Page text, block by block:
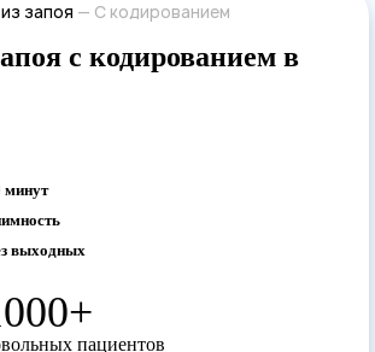
запоя — С кодированием
с кодированием в
минут
выходных
пациентов
заявка
свяжется с вами в самое
время!